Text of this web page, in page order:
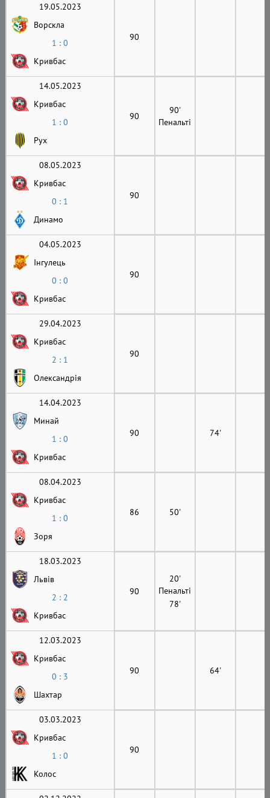
19.05.2023
Ворскла
1 : 0
Кривбас
90
14.05.2023
Кривбас
1 : 0
Рух
90
90'
Пенальті
08.05.2023
Кривбас
0 : 1
Динамо
90
04.05.2023
Інгулець
0 : 0
Кривбас
90
29.04.2023
Кривбас
2 : 1
Олександрія
90
14.04.2023
Минай
1 : 0
Кривбас
90 74'
08.04.2023
Кривбас
1 : 0
Зоря
86 50'
18.03.2023
Львів
2 : 2
Кривбас
90
20'
Пенальті
78'
12.03.2023
Кривбас
0 : 3
Шахтар
90 64'
03.03.2023
Кривбас
1 : 0
Колос
90